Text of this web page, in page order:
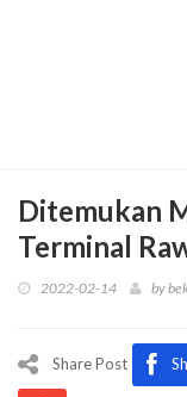
Ditemukan
Terminal
2022-02-14 by
Share Post